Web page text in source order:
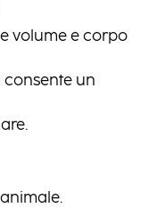
volume e corpo
un